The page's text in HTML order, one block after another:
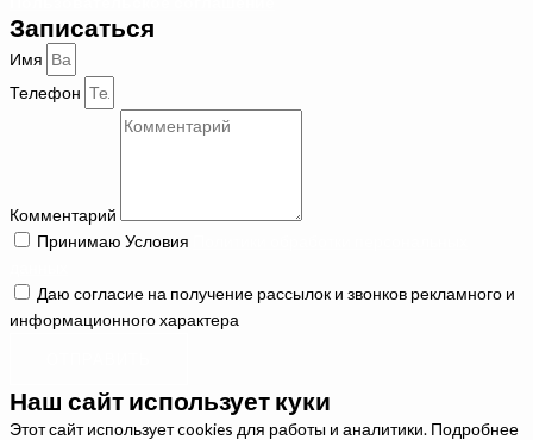
Записаться
Имя
Телефон
Комментарий
Принимаю Условия
Даю согласие на получение рассылок и звонков рекламного и
информационного характера
Наш сайт использует куки
Этот сайт использует cookies для работы и аналитики. Подробнее